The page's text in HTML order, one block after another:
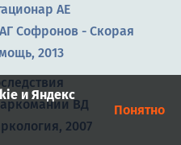
АЕ
Софронов - Скорая
2013
ВД
2007
и Яндекс
Понятно